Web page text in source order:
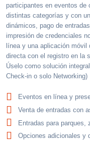
participantes en eventos
distintas categorías y con
dinámicos, pago de
impresión de credenciales
línea y una aplicación
directa con el registro en la
Úselo como solución
Check-in o solo Networking)
Eventos en línea y
Venta de entradas con
Entradas para parques,
Opciones adicionales y